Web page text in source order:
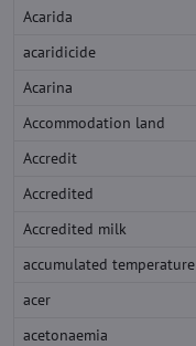
Acarida
acaridicide
Acarina
Accommodation land
Accredit
Accredited
Accredited milk
accumulated temperature
acer
acetonaemia